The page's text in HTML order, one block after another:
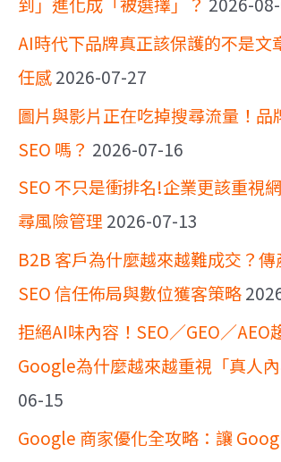
AI時代下品牌真正該保護的不是文
任感2026-07-27
圖片與影片正在吃掉搜尋流量！品
SEO 嗎？ 2026-07-16
SEO 不只是衝排名!企業更該重視
尋風險管理2026-07-13
B2B 客戶為什麼越來越難成交？
SEO 信任佈局與數位獲客策略
拒絕AI味內容！SEO／GEO／AEO
Google為什麼越來越重視「真人
06-15
Google 商家優化全攻略：讓